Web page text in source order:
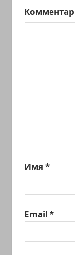
Имя *
Email *